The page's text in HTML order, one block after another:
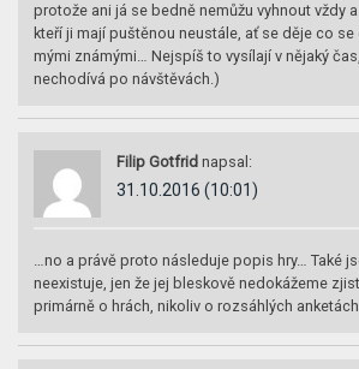
protože ani já se bedně nemůžu vyhnout vždy
kteří ji mají puštěnou neustále, ať se děje co se
mými známými… Nejspíš to vysílají v nějaký
nechodívá po návštěvách.)
Filip Gotfrid napsal:
31.10.2016 (10:01)
…no a právě proto následuje popis hry… Také
neexistuje, jen že jej bleskově nedokážeme
primárně o hrách, nikoliv o rozsáhlých